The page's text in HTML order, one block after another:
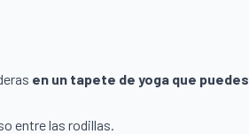
en un tapete de yoga que puedes
entre las rodillas.